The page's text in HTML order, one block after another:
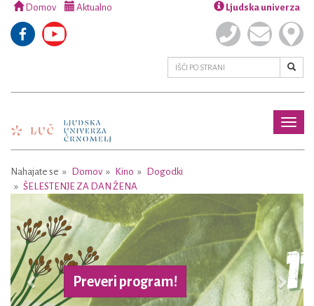
Domov Aktualno Ljudska univerza
Nahajate se Domov Kino
Dogodki
ŠELESTENJE ZA DAN ŽENA
Preveri program!
Previous Next